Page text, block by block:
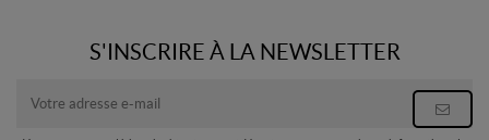
S'INSCRIRE À LA NEWSLETTER